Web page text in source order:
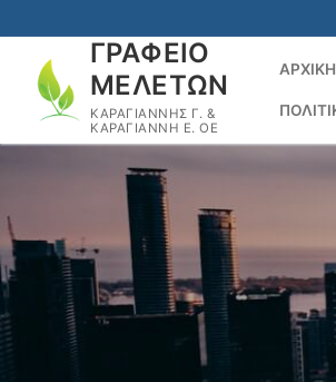
στο
περιεχόμενοΓΡΑΦΕΙΟ
ΜΕΛΕΤΩΝ
ΚΑΡΑΓΙΑΝΝΗΣ Γ. &
ΚΑΡΑΓΙΑΝΝΗ Ε. ΟΕ
ΑΡΧΙΚΉ